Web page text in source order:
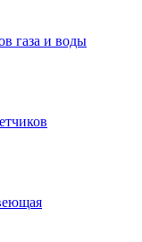
газа и воды